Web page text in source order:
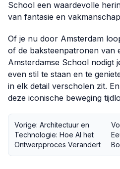
School een waardevolle
van fantasie en
Of je nu door Amsterdam
of de baksteenpatronen van
Amsterdamse School nodigt
even stil te staan en te
in elk detail verscholen zit.
deze iconische beweging
Vorige: Architectuur en
Technologie: Hoe AI het
Ontwerpproces Verandert